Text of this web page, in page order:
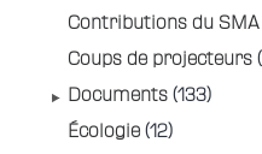
Contributions du SMA
Coups de projecteurs
Documents (133)
Écologie (12)